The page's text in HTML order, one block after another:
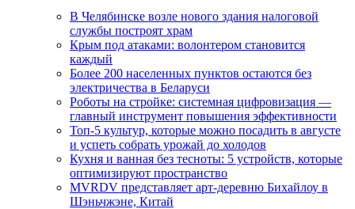
В Челябинске возле нового здания налоговой
службы построят храм
Крым под атаками: волонтером становится
каждый
Более 200 населенных пунктов остаются без
электричества в Беларуси
Роботы на стройке: системная цифровизация —
главный инструмент повышения эффективности
Топ-5 культур, которые можно посадить в августе
и успеть собрать урожай до холодов
Кухня и ванная без тесноты: 5 устройств, которые
оптимизируют пространство
MVRDV представляет арт-деревню Бихайлоу в
Шэньчжэне, Китай